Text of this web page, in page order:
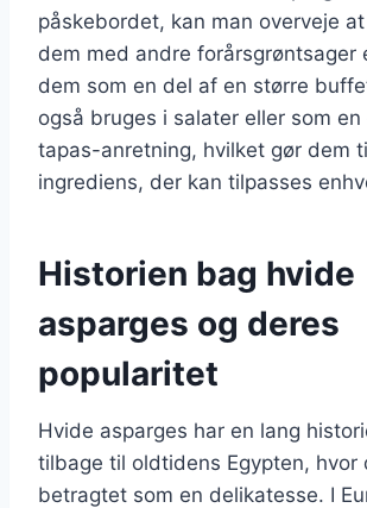
påskebordet, kan man overveje
dem med andre forårsgrøntsager
dem som en del af en større
også bruges i salater eller som
tapas-anretning, hvilket gør dem
ingrediens, der kan tilpasses
Historien bag hvide
asparges og deres
popularitet
Hvide asparges har en lang
tilbage til oldtidens Egypten, hvor
betragtet som en delikatesse. I